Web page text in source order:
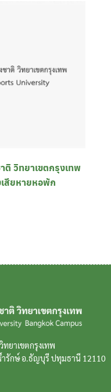
วิทยาเขตกรุงเทพ
สียหายหอพัก
ยาเขตกรุงเทพ
รักษ์ อ.ธัญบุรี ปทุมธานี 12110